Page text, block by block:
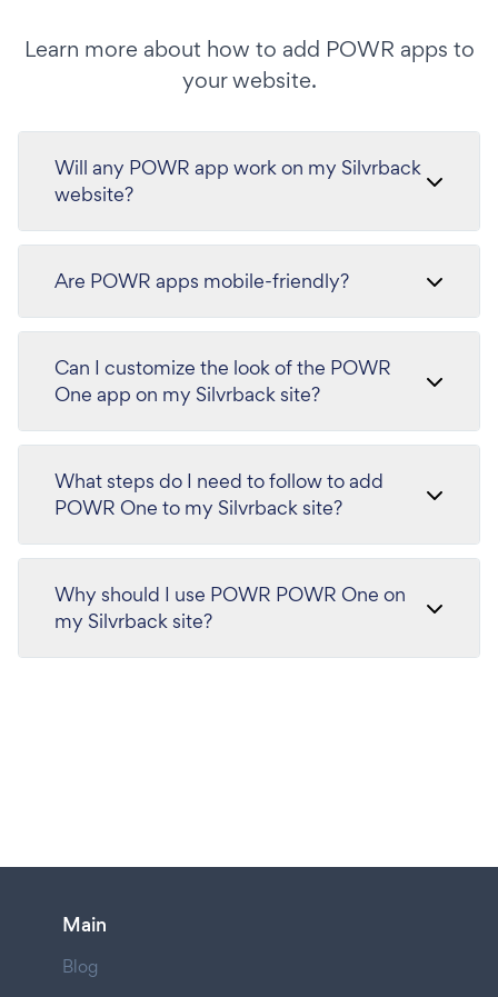
Learn more about how to add POWR apps to
your website.
Will any POWR app work on my Silvrback
website?
Are POWR apps mobile-friendly?
Can I customize the look of the POWR
One app on my Silvrback site?
What steps do I need to follow to add
POWR One to my Silvrback site?
Why should I use POWR POWR One on
my Silvrback site?
Main
Blog